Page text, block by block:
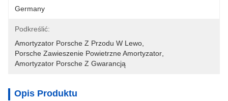
Germany
Podkreślić:
Amortyzator Porsche Z Przodu W Lewo
Porsche Zawieszenie Powietrzne Amortyzator
Amortyzator Porsche Z Gwarancją
Opis Produktu